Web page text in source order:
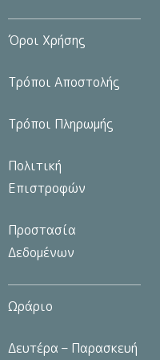
Όροι Χρήσης
Τρόποι Αποστολής
Τρόποι Πληρωμής
Πολιτική
Επιστροφών
Προστασία
Δεδομένων
Ωράριο
Δευτέρα – Παρασκευή